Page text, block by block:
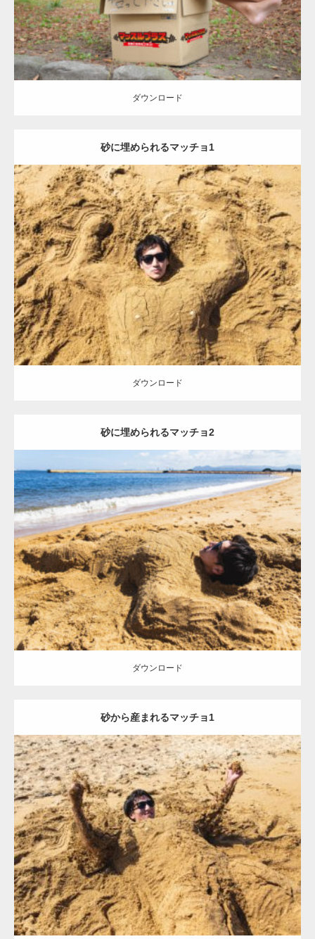
ダウンロード
ダウンロード
砂に埋められるマッチョ1
Update:2021.07.8
Category: 海のマッチョ オレンジの人 AKIHITO(細マッチョ)
ダウンロード
ダウンロード
砂に埋められるマッチョ2
Update:2021.07.8
Category:海のマッチョ オレンジの人 AKIHITO(細マッチョ)
ダウンロード
ダウンロード
砂から産まれるマッチョ1
Update:2021.07.8
Category:海のマッチョ オレンジの人 AKIHITO(細マッチョ)
ダウンロード